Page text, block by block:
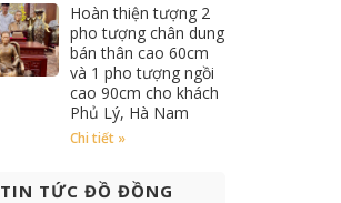
Hoàn thiện tượng 2
pho tượng chân dung
bán thân cao 60cm
và 1 pho tượng ngồi
cao 90cm cho khách
Phủ Lý, Hà Nam
Chi tiết »
TIN TỨC ĐỒ ĐỒNG